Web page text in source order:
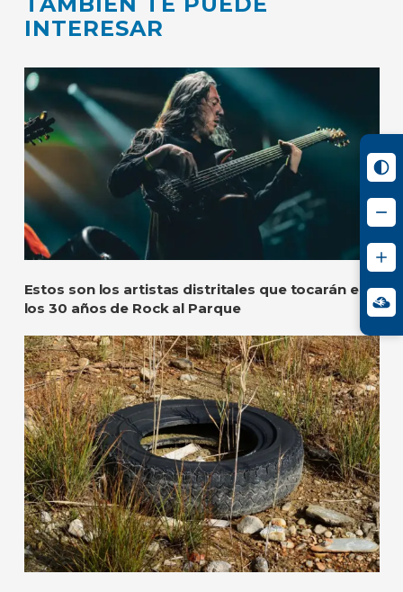
INTERESAR
Estos son los artistas distritales que tocarán en
los 30 años de Rock al Parque